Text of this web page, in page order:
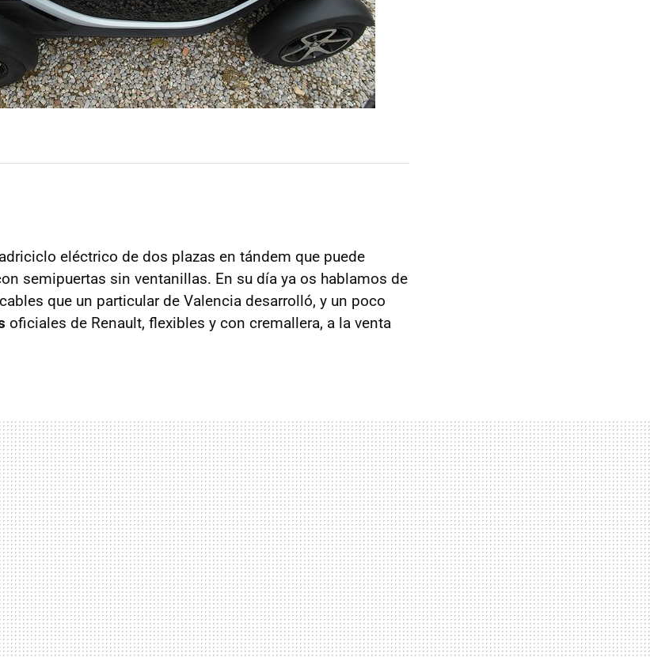
eléctrico de dos plazas en tándem que puede
semipuertas sin ventanillas. En su día ya os hablamos de
que un particular de Valencia desarrolló, y un poco
oficiales de Renault, flexibles y con cremallera, a la venta